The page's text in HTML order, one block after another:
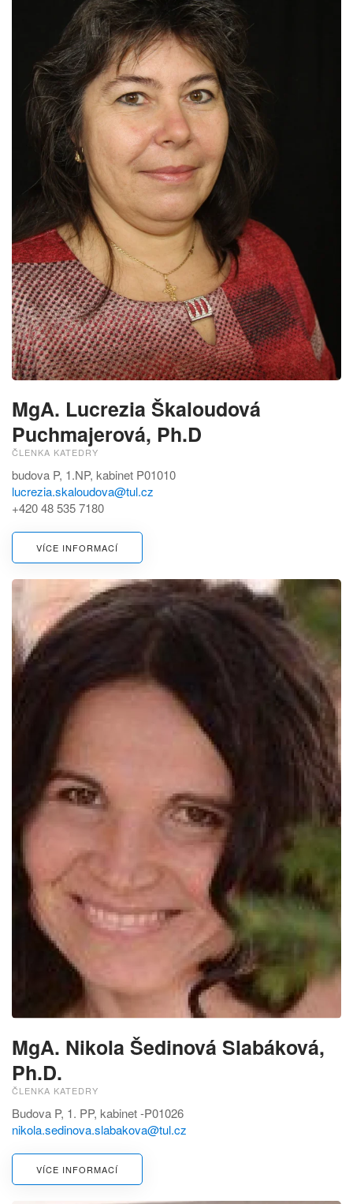
MgA. Lucrezia Škaloudová
Puchmajerová, Ph.D
ČLENKA KATEDRY
budova P, 1.NP, kabinet P01010
lucrezia.skaloudova@tul.cz
+420 48 535 7180
VÍCE INFORMACÍ
MgA. Nikola Šedinová Slabáková,
Ph.D.
ČLENKA KATEDRY
Budova P, 1. PP, kabinet -P01026
nikola.sedinova.slabakova@tul.cz
VÍCE INFORMACÍ